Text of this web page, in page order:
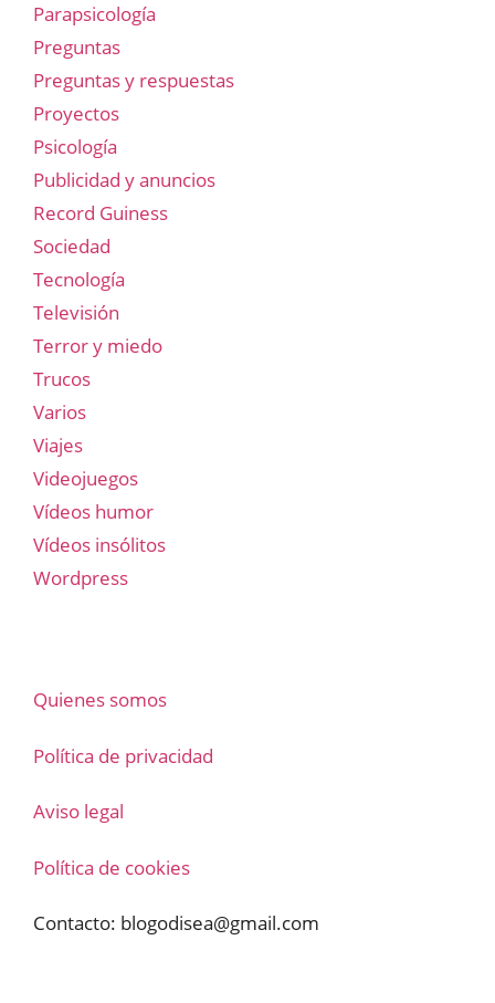
Parapsicología
Preguntas
Preguntas y respuestas
Proyectos
Psicología
Publicidad y anuncios
Record Guiness
Sociedad
Tecnología
Televisión
Terror y miedo
Trucos
Varios
Viajes
Videojuegos
Vídeos humor
Vídeos insólitos
Wordpress
Quienes somos
Política de privacidad
Aviso legal
Política de cookies
Contacto: blogodisea@gmail.com